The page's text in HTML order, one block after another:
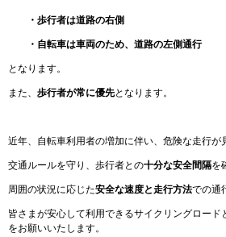
・歩行者は道路の右側
・自転車は車両のため、道路の左側通行
となります。
また、 歩行者が常に優先となります。​
近年、自転車利用者の増加に伴い、危険な走行が
交通ルールを守り、歩行者との十分な安全間隔を
周囲の状況に応じた安全な速度と走行方法での通
皆さまが安心して利用できるサイクリングロード
をお願いいたします。